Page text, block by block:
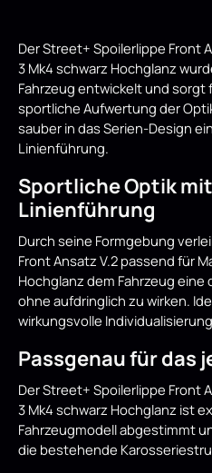
Der Street+ Spoilerlippe Front
3 Mk4 schwarz Hochglanz
Fahrzeug entwickelt und sorgt
sportliche Aufwertung der
sauber in das Serien-Design
Linienführung.
Sportliche Optik
Linienführung
Durch seine Formgebung
Front Ansatz V.2 passend für
Hochglanz dem Fahrzeug eine
ohne aufdringlich zu wirken.
wirkungsvolle
Passgenau für das
Der Street+ Spoilerlippe Front
3 Mk4 schwarz Hochglanz ist
Fahrzeugmodell abgestimmt
die bestehende